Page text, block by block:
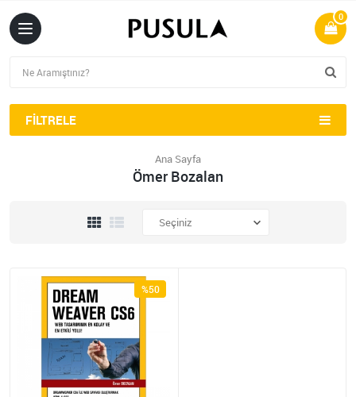
0
FILTRELE
Ana Sayfa
Ömer Bozalan
%50